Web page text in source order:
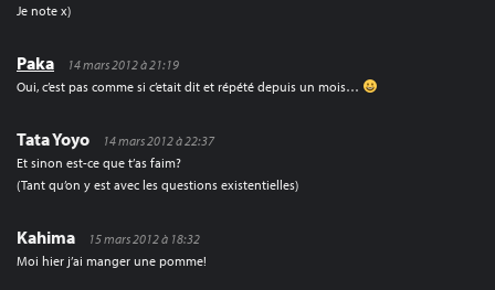
Je note x)
Paka
14 mars 2012 à 21:19
Oui, c’est pas comme si c’etait dit et répété depuis un mois…
Tata Yoyo
14 mars 2012 à 22:37
Et sinon est-ce que t’as faim?
(Tant qu’on y est avec les questions existentielles)
Kahima
15 mars 2012 à 18:32
Moi hier j’ai manger une pomme!